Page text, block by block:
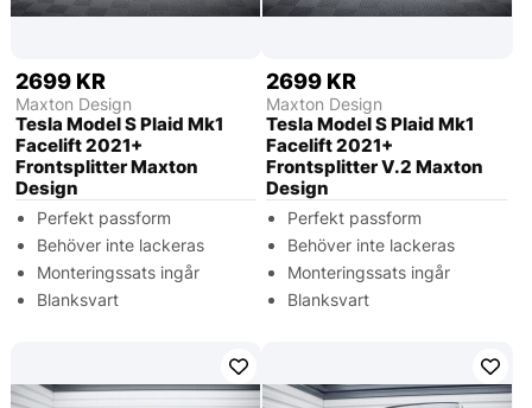
2699 KR
Maxton Design
Tesla Model S Plaid Mk1
Facelift 2021+
Frontsplitter Maxton
Design
Perfekt passform
Behöver inte lackeras
Monteringssats ingår
Blanksvart
2699 KR
Maxton Design
Tesla Model S Plaid Mk1
Facelift 2021+
Frontsplitter V.2 Maxton
Design
Perfekt passform
Behöver inte lackeras
Monteringssats ingår
Blanksvart